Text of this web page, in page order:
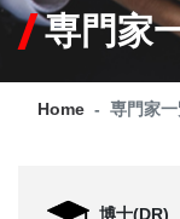
SERVICE
Q&A
専門家
Home 専門家
博士(DR)